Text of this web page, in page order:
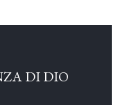
DI DIO